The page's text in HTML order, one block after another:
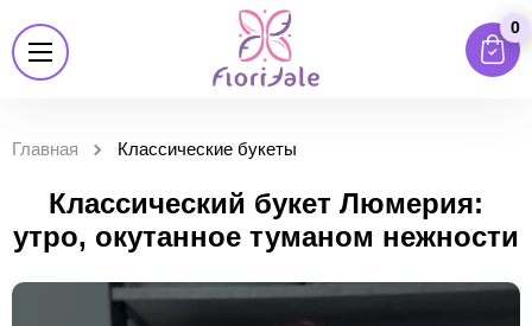
0
Главная Классические букеты
Классический букет Люмерия:
утро, окутанное туманом нежности